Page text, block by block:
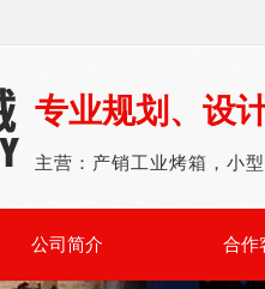
专业规划、设
主营：产销工业烤箱，小
公司简介 合作